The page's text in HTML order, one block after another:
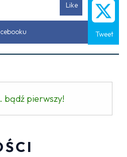
Like
Tweet
bądź pierwszy!